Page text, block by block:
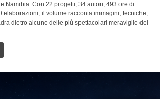
Namibia. Con 22 progetti, 34 autori, 493 ore di
elaborazioni, il volume racconta immagini, tecniche,
dietro alcune delle più spettacolari meraviglie del